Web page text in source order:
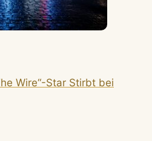
Wire“-Star Stirbt bei